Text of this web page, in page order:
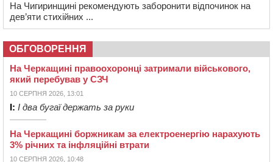
На Чигиринщині рекомендують заборонити відпочинок на
дев’яти стихійних ...
ОБГОВОРЕННЯ
На Черкащині правоохоронці затримали військового,
який перебував у СЗЧ
10 СЕРПНЯ 2026, 13:01
І: І два бугаї держать за руки
На Черкащині боржникам за електроенергію нарахують
3% річних та інфляційні втрати
10 СЕРПНЯ 2026, 10:48